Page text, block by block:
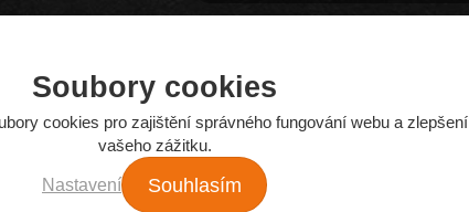
Z našeho e-shopu
autodíly
Soubory cookies
cookies pro zajištění správného fungování webu a zlepšení
vašeho zážitku.
Nastavení Souhlasím